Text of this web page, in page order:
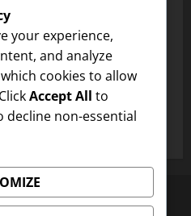
FC Mobile
SPORTS FC Mobile
Mobile
Cookie-Einstellungen
your experience,
and analyze
cookies to allow
Accept All to
decline non-essential